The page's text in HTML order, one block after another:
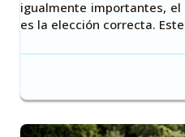
igualmente importantes, el
es la elección correcta.